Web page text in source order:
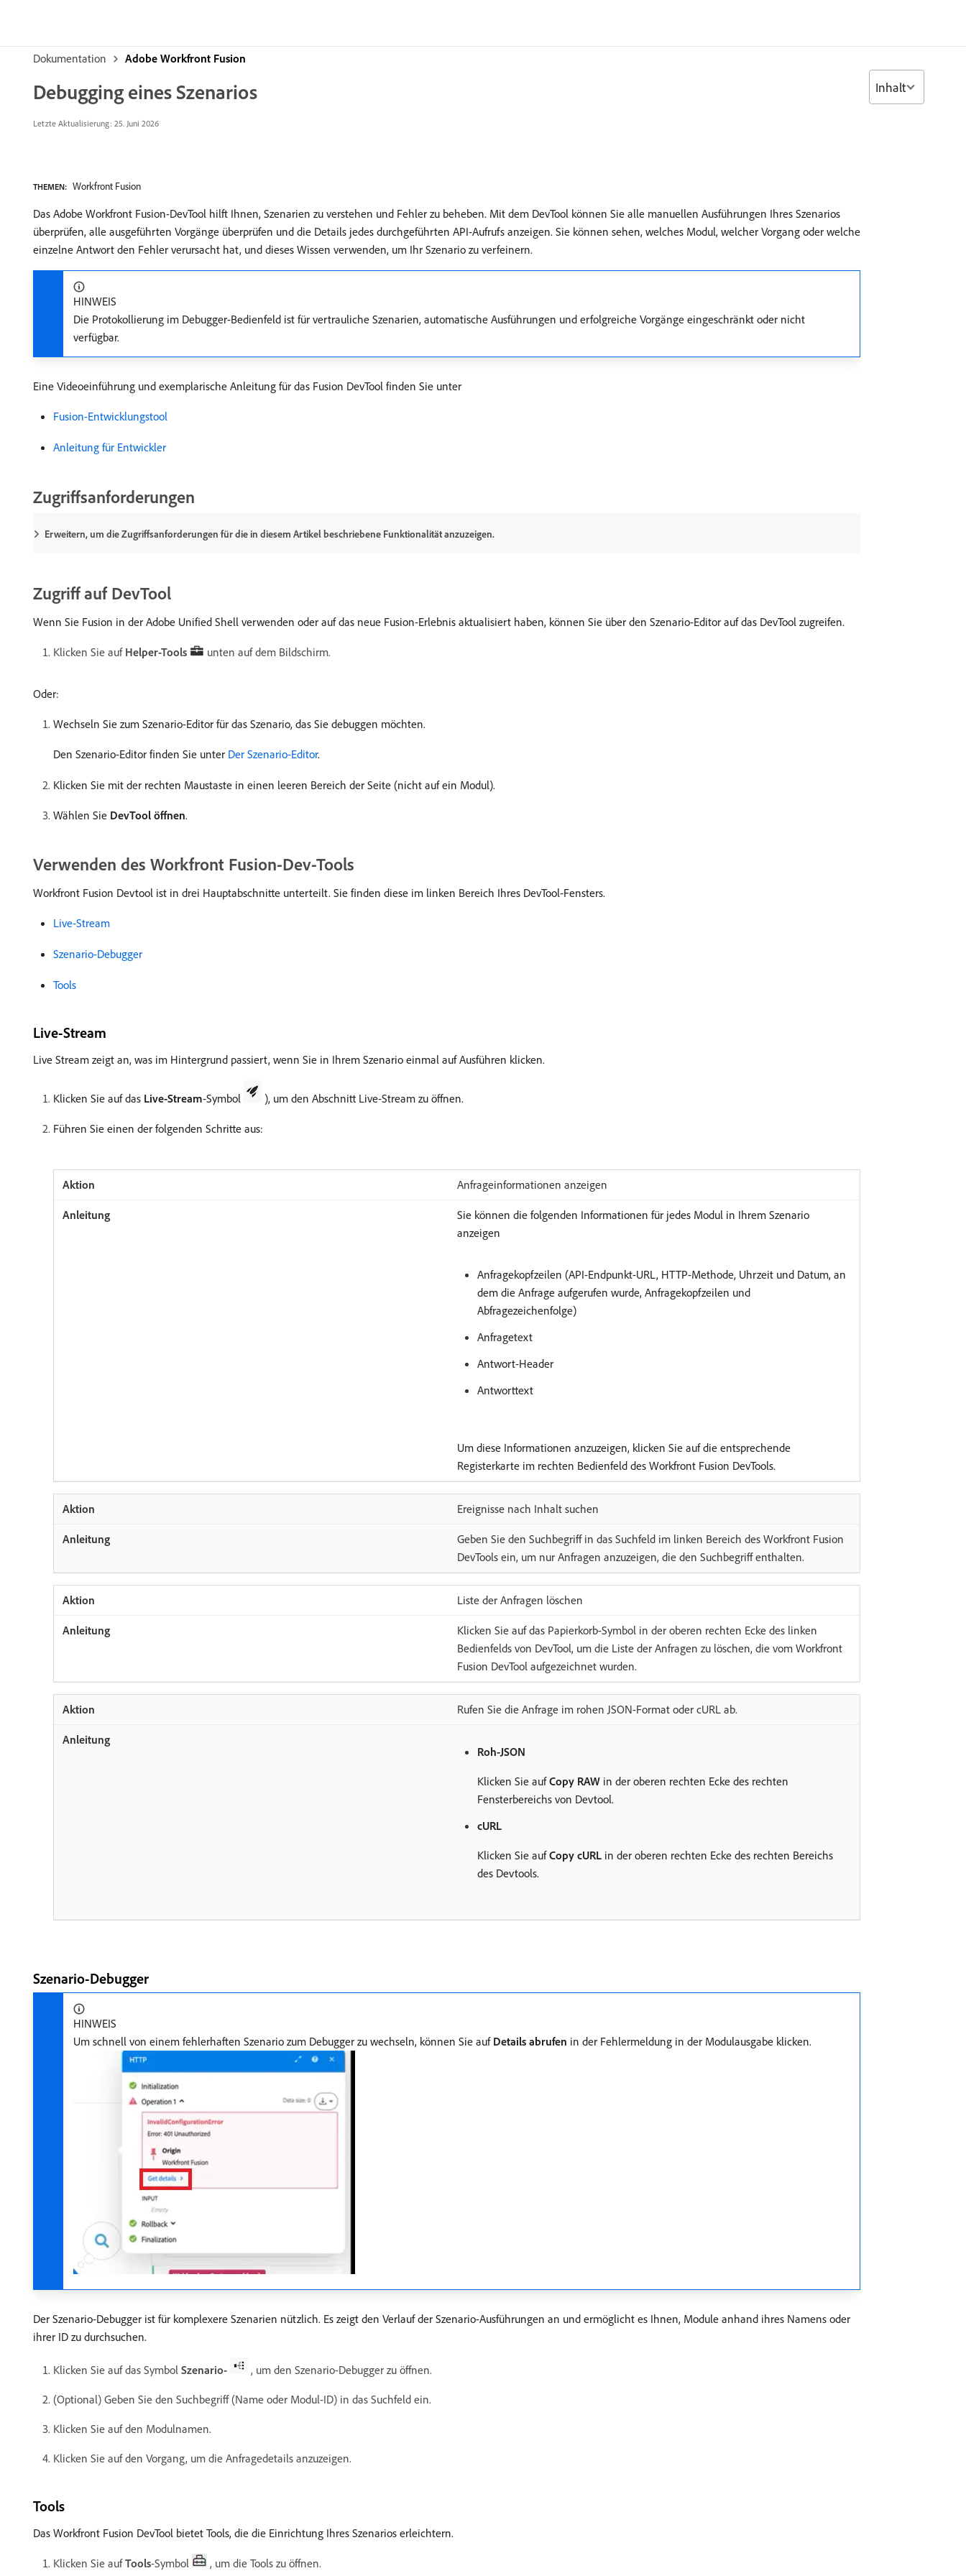
Dokumentation Adobe Workfront Fusion
Debugging eines Szenarios
Letzte Aktualisierung: 25. Juni 2026
THEMEN: Workfront Fusion
Das Adobe Workfront Fusion-DevTool hilft Ihnen, Szenarien zu verstehen und Fehler zu beheben. Mit dem DevTool können Sie alle manuellen Ausführungen Ihres Szenarios
überprüfen, alle ausgeführten Vorgänge überprüfen und die Details jedes durchgeführten API-Aufrufs anzeigen. Sie können sehen, welches Modul, welcher Vorgang oder welche
einzelne Antwort den Fehler verursacht hat, und dieses Wissen verwenden, um Ihr Szenario zu verfeinern.
HINWEIS
Die Protokollierung im Debugger-Bedienfeld ist für vertrauliche Szenarien, automatische Ausführungen und erfolgreiche Vorgänge eingeschränkt oder nicht
verfügbar.
Eine Videoeinführung und exemplarische Anleitung für das Fusion DevTool finden Sie unter
Fusion-Entwicklungstool
Anleitung für Entwickler
Zugriffsanforderungen
Erweitern, um die Zugriffsanforderungen für die in diesem Artikel beschriebene Funktionalität anzuzeigen.
Zugriff auf DevTool
Wenn Sie Fusion in der Adobe Unified Shell verwenden oder auf das neue Fusion-Erlebnis aktualisiert haben, können Sie über den Szenario-Editor auf das DevTool zugreifen.
Klicken Sie auf Helper-Tools unten auf dem Bildschirm.
Oder:
Wechseln Sie zum Szenario-Editor für das Szenario, das Sie debuggen möchten.
Den Szenario-Editor finden Sie unter Der Szenario-Editor.
Klicken Sie mit der rechten Maustaste in einen leeren Bereich der Seite (nicht auf ein Modul).
Wählen Sie DevTool öffnen.
Verwenden des Workfront Fusion-Dev-Tools
Workfront Fusion Devtool ist in drei Hauptabschnitte unterteilt. Sie finden diese im linken Bereich Ihres DevTool-Fensters.
Live-Stream
Szenario-Debugger
Tools
Live-Stream
Live Stream zeigt an, was im Hintergrund passiert, wenn Sie in Ihrem Szenario einmal auf Ausführen klicken.
Klicken Sie auf das Live-Stream-Symbol ), um den Abschnitt Live-Stream zu öffnen.
Führen Sie einen der folgenden Schritte aus:
Anfrageinformationen anzeigen
Sie können die folgenden Informationen für jedes Modul in Ihrem Szenario
anzeigen
Anfragekopfzeilen (API-Endpunkt-URL, HTTP-Methode, Uhrzeit und Datum, an
dem die Anfrage aufgerufen wurde, Anfragekopfzeilen und
Abfragezeichenfolge)
Anfragetext
Antwort-Header
Antworttext
Um diese Informationen anzuzeigen, klicken Sie auf die entsprechende
Registerkarte im rechten Bedienfeld des Workfront Fusion DevTools.
Ereignisse nach Inhalt suchen
Geben Sie den Suchbegriff in das Suchfeld im linken Bereich des Workfront Fusion
DevTools ein, um nur Anfragen anzuzeigen, die den Suchbegriff enthalten.
Liste der Anfragen löschen
Klicken Sie auf das Papierkorb-Symbol in der oberen rechten Ecke des linken
Bedienfelds von DevTool, um die Liste der Anfragen zu löschen, die vom Workfront
Fusion DevTool aufgezeichnet wurden.
Rufen Sie die Anfrage im rohen JSON-Format oder cURL ab.
Roh-JSON
Klicken Sie aufCopy RAWin der oberen rechten Ecke des rechten
Fensterbereichs von Devtool.
cURL
Klicken Sie aufCopy cURLin der oberen rechten Ecke des rechten Bereichs
des Devtools.
Szenario-Debugger
HINWEIS
Um schnell von einem fehlerhaften Szenario zum Debugger zu wechseln, können Sie auf Details abrufen in der Fehlermeldung in der Modulausgabe klicken.
Der Szenario-Debugger ist für komplexere Szenarien nützlich. Es zeigt den Verlauf der Szenario-Ausführungen an und ermöglicht es Ihnen, Module anhand ihres Namens oder
ihrer ID zu durchsuchen.
Klicken Sie auf das Symbol Szenario- , um den Szenario-Debugger zu öffnen.
(Optional) Geben Sie den Suchbegriff (Name oder Modul-ID) in das Suchfeld ein.
Klicken Sie auf den Modulnamen.
Klicken Sie auf den Vorgang, um die Anfragedetails anzuzeigen.
Tools
Das Workfront Fusion DevTool bietet Tools, die die Einrichtung Ihres Szenarios erleichtern.
Klicken Sie aufTools-Symbol , um die Tools zu öffnen.
Inhalt